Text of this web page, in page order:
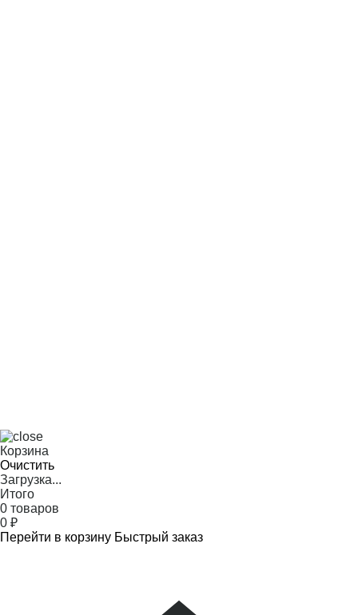
Корзина
Очистить
Загрузка...
Итого
0 товаров
0 ₽
Перейти в корзину Быстрый заказ